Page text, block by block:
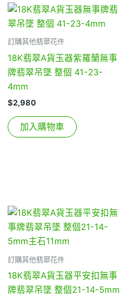
訂購其他翡翠花件
18K翡翠A貨玉器紫羅蘭無事
牌翡翠吊墜 整個 41-23-
4mm
$2,980
加入購物車
訂購其他翡翠花件
18K翡翠A貨玉器平安扣無事
牌翡翠吊墜 整個21-14-5mm